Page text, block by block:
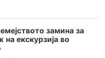
замина за
на екскурзија во